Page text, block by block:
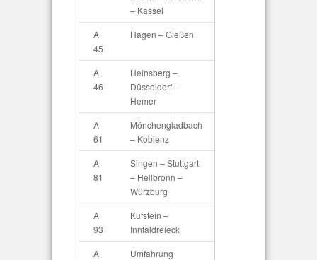
– Kassel
A
45
Hagen – Gießen
A
46
Heinsberg –
Düsseldorf –
Hemer
A
61
Mönchengladbach
– Koblenz
A
81
Singen – Stuttgart
– Heilbronn –
Würzburg
A
93
Kufstein –
Inntaldreieck
A
Umfahrung